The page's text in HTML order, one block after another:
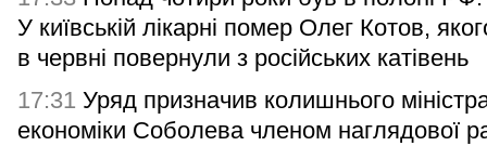
У київській лікарні помер Олег Котов,
в червні повернули з російських катівень
17:31 Уряд призначив колишнього
економіки Соболева членом наглядової